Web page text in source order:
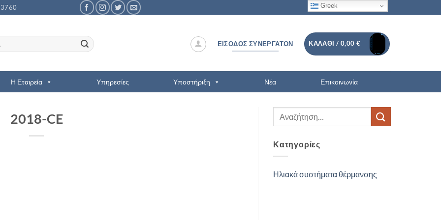
ΕΊΣΟΔΟΣ ΣΥΝΕΡΓΑΤΏΝ ΚΑΛΆΘΙ / 0,00 €
Η Εταιρεία Υπηρεσίες Υποστήριξη Νέα Επικοινωνία
2018-CE
Κατηγορίες
Ηλιακά συστήματα θέρμανσης
Greek